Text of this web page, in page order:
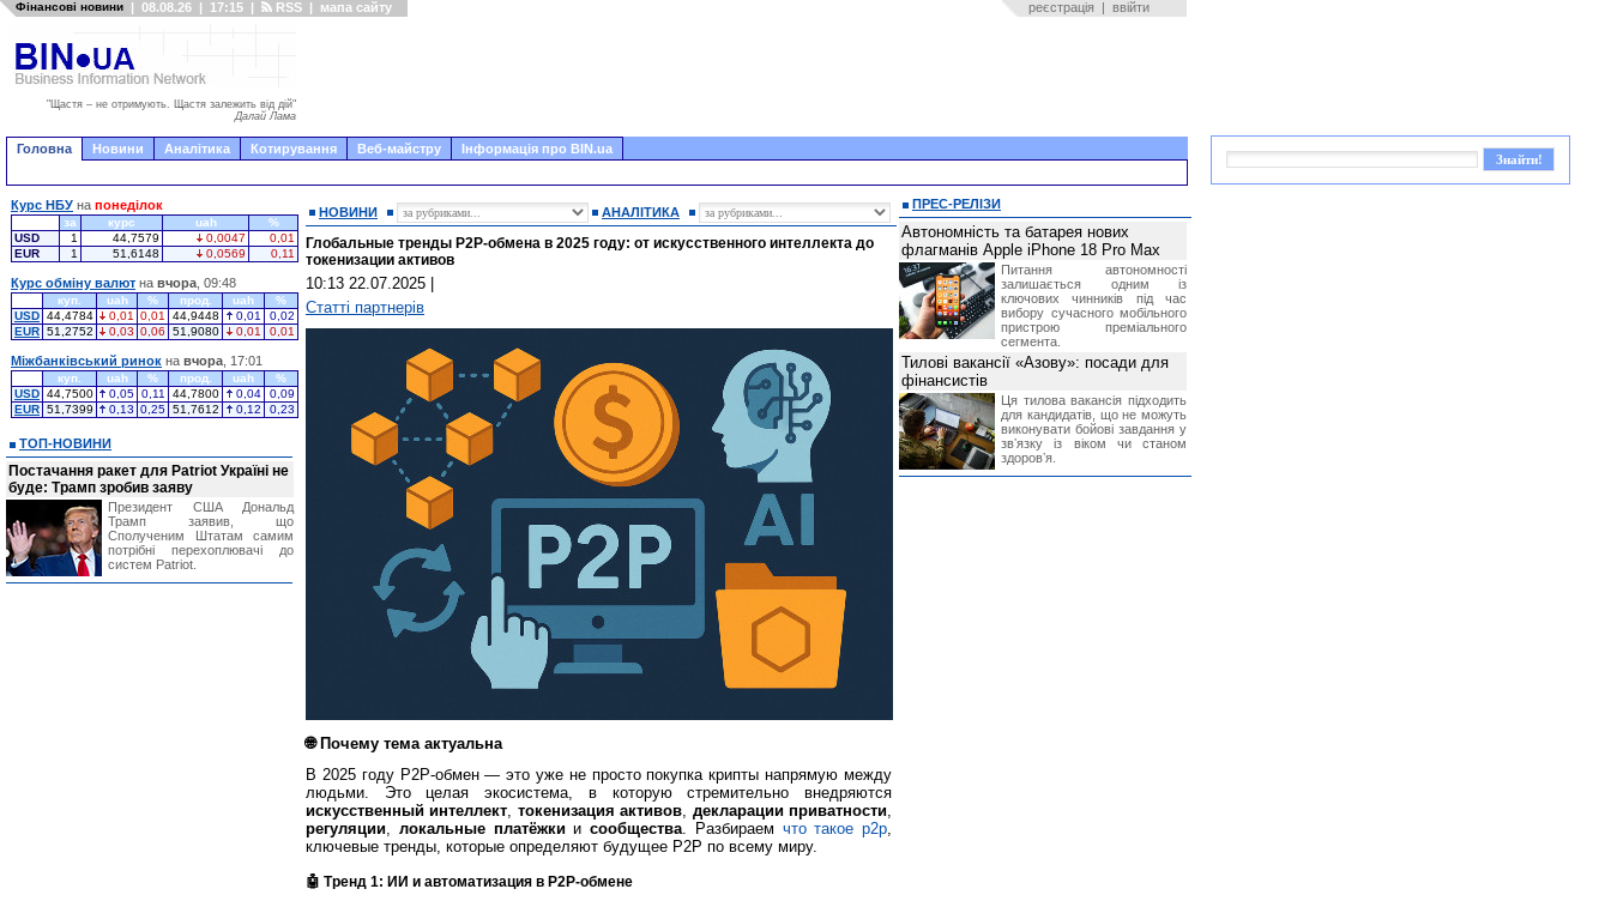
Фінансові новини | 08.08.26 | 17:15 | RSS | мапа сайту реєстрація | ввійти
"Щастя – не отримують. Щастя залежить від дій"
Далай Лама
Головна Новини Аналітика Котирування Веб-майстру Інформація про BIN.ua
НОВИНИ АНАЛІТИКА
Глобальные тренды P2P-обмена в 2025 году: от искусственного интеллекта до
токенизации активов
10:13 22.07.2025
Статті партнерів
🌐 Почему тема актуальна
В 2025 году P2P-обмен — это уже не просто покупка крипты напрямую между
людьми. Это целая экосистема, в которую стремительно внедряются
искусственный интеллект, токенизация активов, декларации приватности,
регуляции, локальные платёжкии сообщества. Разбираем что такое p2p,
ключевые тренды, которые определяют будущее P2P по всему миру.
🤖 Тренд 1: ИИ и автоматизация в P2P-обмене
Курс НБУ на понеділок
за курс uah
%
USD
1 44,7579 0,0047
0,01
EUR
1 51,6148 0,0569 0,11
Курс обміну валют на вчора , 09:48
куп. uah % прод. uah
%
USD 44,4784 0,01 0,01 44,9448 0,01
0,02
EUR 51,2752 0,03 0,06 51,9080 0,01 0,01
Міжбанківський ринок на вчора , 17:01
куп. uah % прод. uah
%
USD 44,7500 0,05 0,11 44,7800 0,04
0,09
EUR 51,7399 0,13 0,25 51,7612 0,12 0,23
ТОП-НОВИНИ
Постачання ракет для Patriot Україні не
буде: Трамп зробив заяву
Президент США Дональд
Трамп заявив, що
Сполученим Штатам самим
потрібні перехоплювачі до
систем Patriot.
ПРЕС-РЕЛІЗИ
Автономність та батарея нових
флагманів Apple iPhone 18 Pro Max
Питання автономності
залишається одним із
ключових чинників під час
вибору сучасного мобільного
пристрою преміального
сегмента.
Тилові вакансії «Азову»: посади для
фінансистів
Ця тилова вакансія підходить
для кандидатів, що не можуть
виконувати бойові завдання у
звʼязку із віком чи станом
здоровʼя.